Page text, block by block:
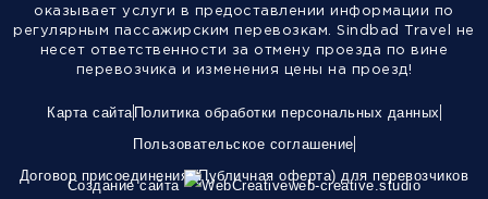
оказывает услуги в предоставлении информации по
регулярным пассажирским перевозкам. Sindbad Travel не
несет ответственности за отмену проезда по вине
перевозчика и изменения цены на проезд!
Карта сайта Политика обработки персональных данных
Пользовательское соглашение
Договор присоединения (Публичная оферта) для перевозчиков
Создание сайта web-creative.studio